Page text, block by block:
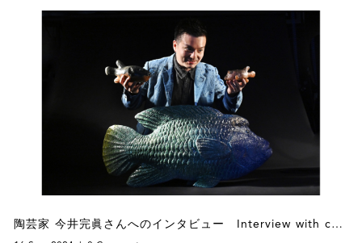
陶芸家 今井完眞さんへのインタビュー Interview with ceramic artist Sadamasa Imai